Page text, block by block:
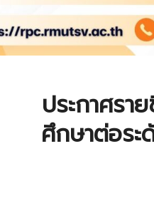
ประกาศร
ศึกษาต่อร